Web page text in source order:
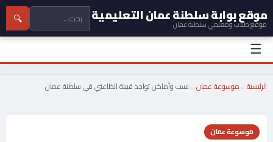
موقع بوابة سلطنة عمان التعليمية
موقع طلاب ومعلمي سلطنة عمان 🔍
☰
الرئيسية←موسوعة عمان←نسب وأماكن تواجد قبيلة الظاعني في سلطنة عمان
موسوعة عمان